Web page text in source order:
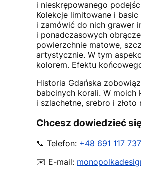
i nieskrępowanego
Kolekcje limitowane i
i zamówić do nich grawer
i ponadczasowych
powierzchnie matowe,
artystycznie. W tym
kolorem. Efektu
Historia Gdańska
babcinych korali. W moich
i szlachetne, srebro i
Chcesz dowiedzieć
📞 Telefon: +48 691 117 737
✉️ E-mail: